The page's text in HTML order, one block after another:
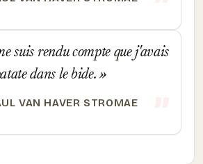
suis rendu compte que j'avais
dans le bide.
VAN HAVER STROMAE